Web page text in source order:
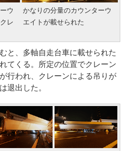
ウ
レ
かなりの分量のカウンターウ
エイトが載せられた
と、多軸自走台車に載せられた
てくる。所定の位置でクレーン
行われ、クレーンによる吊りが
退出した。